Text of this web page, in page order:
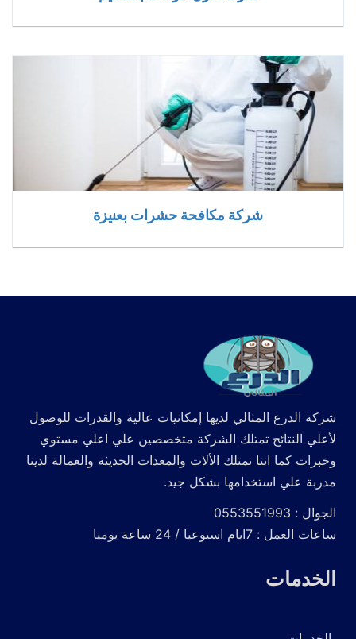
شركة مكافحة حشرات بعنيزة
شركة الدرع المثالي لديها إمكانيات عالية والقدرات للوصول
لأعلي النتائج تمتلك الشركة متخصصين علي اعلي مستوي
وخبرات كما اننا نمتلك الألات والمعدات الحديثة والعمالة لدينا
مدربة علي استخدامها بشكل جيد.
الجوال : 0553551993
ساعات العمل : 7ايام اسبوعيا / 24 ساعة يوميا
الخدمات